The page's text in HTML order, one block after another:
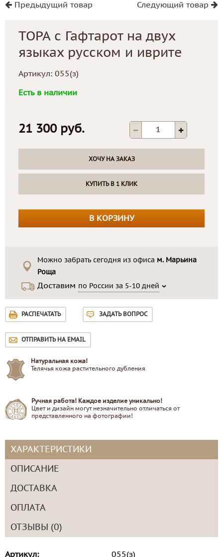
Предыдущий товар Следующий товар
ТОРА с Гафтарот на двух
языках русском и иврите
Артикул: 055(з)
Есть в наличии
21 300 руб.
ХОЧУ НА ЗАКАЗ
КУПИТЬ В 1 КЛИК
В КОРЗИНУ
Можно забрать сегодня из офиса м. Марьина
Роща
Доставим по России за 5-10 дней
РАСПЕЧАТАТЬ ЗАДАТЬ ВОПРОС
ОТПРАВИТЬ НА EMAIL
Натуральная кожа!
Телячья кожа растительного дубления
Ручная работа! Каждое изделие уникально!
Цвет и дизайн могут незначительно отличаться от
представленного на фотографии!
ХАРАКТЕРИСТИКИ
ОПИСАНИЕ
ДОСТАВКА
ОПЛАТА
ОТЗЫВЫ (0)
Артикул:
055(з)